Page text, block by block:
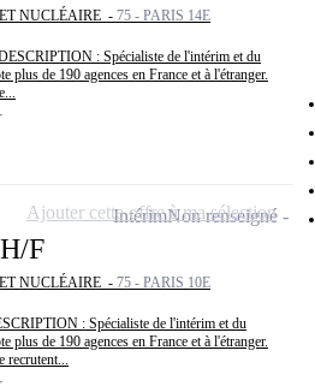
NUCLÉAIRE - 75 - PARIS 14E
: Spécialiste de l'intérim et du
plus de 190 agences en France et à l'étranger.
F
NUCLÉAIRE - 75 - PARIS 10E
: Spécialiste de l'intérim et du
plus de 190 agences en France et à l'étranger.
recrutent...
IntérimNon renseigné
Ajouter cette offre à ma sélection